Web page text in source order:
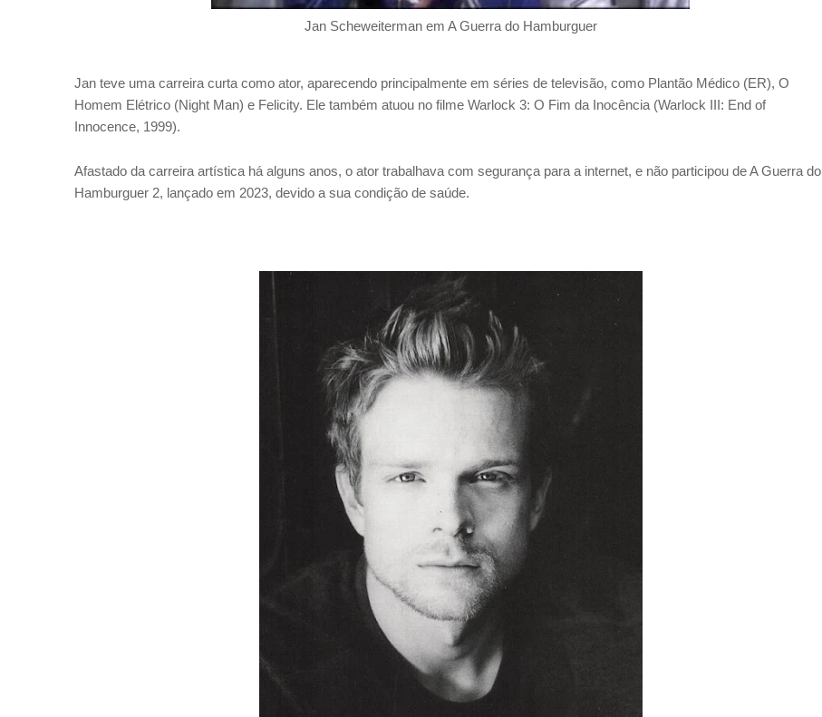
Jan Scheweiterman em A Guerra do Hamburguer
Jan teve uma carreira curta como ator, aparecendo principalmente em séries de televisão, como Plantão Médico (ER), O
Homem Elétrico (Night Man) e Felicity. Ele também atuou no filme Warlock 3: O Fim da Inocência (Warlock III: End of
Innocence, 1999).
Afastado da carreira artística há alguns anos, o ator trabalhava com segurança para a internet, e não participou de A Guerra do
Hamburguer 2, lançado em 2023, devido a sua condição de saúde.